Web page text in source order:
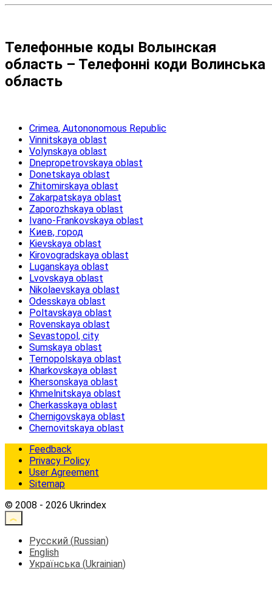
Телефонные коды Волынская
область – Телефонні коди Волинська
область
Crimea, Autononomous Republic
Vinnitskaya oblast
Volynskaya oblast
Dnepropetrovskaya oblast
Donetskaya oblast
Zhitomirskaya oblast
Zakarpatskaya oblast
Zaporozhskaya oblast
Ivano-Frankovskaya oblast
Киев, город
Kievskaya oblast
Kirovogradskaya oblast
Luganskaya oblast
Lvovskaya oblast
Nikolaevskaya oblast
Odesskaya oblast
Poltavskaya oblast
Rovenskaya oblast
Sevastopol, city
Sumskaya oblast
Ternopolskaya oblast
Kharkovskaya oblast
Khersonskaya oblast
Khmelnitskaya oblast
Cherkasskaya oblast
Chernigovskaya oblast
Chernovitskaya oblast
Feedback
Privacy Policy
User Agreement
Sitemap
© 2008 - 2026 Ukrindex
Русский ( Russian)
English
Українська (Ukrainian)